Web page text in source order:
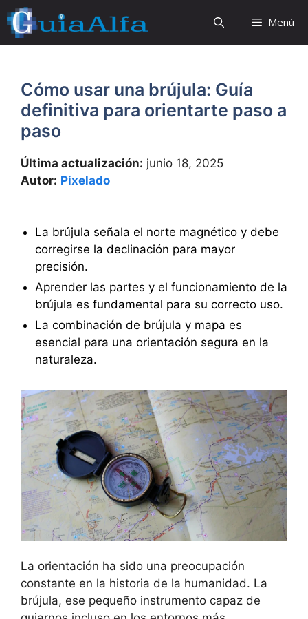
Saltar
al
contenido
Menú
Cómo usar una brújula: Guía
definitiva para orientarte paso a
paso
Última actualización: junio 18, 2025
Autor: Pixelado
La brújula señala el norte magnético y debe
corregirse la declinación para mayor
precisión.
Aprender las partes y el funcionamiento de la
brújula es fundamental para su correcto uso.
La combinación de brújula y mapa es
esencial para una orientación segura en la
naturaleza.
La orientación ha sido una preocupación
constante en la historia de la humanidad. La
brújula, ese pequeño instrumento capaz de